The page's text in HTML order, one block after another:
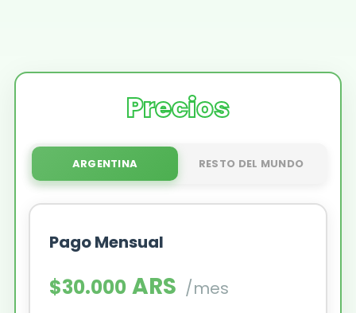
Precios
ARGENTINA RESTO DEL MUNDO
Pago Mensual
$30.000 ARS /mes